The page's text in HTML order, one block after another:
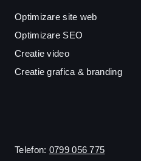
Optimizare site web
Optimizare SEO
Creatie video
Creatie grafica & branding
Telefon: 0799 056 775